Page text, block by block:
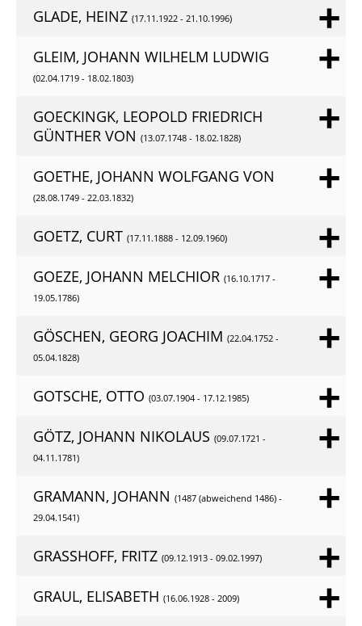
GLADE, HEINZ (17.11.1922 - 21.10.1996)
GLEIM, JOHANN WILHELM LUDWIG
(02.04.1719 - 18.02.1803)
GOECKINGK, LEOPOLD FRIEDRICH
GÜNTHER VON (13.07.1748 - 18.02.1828)
GOETHE, JOHANN WOLFGANG VON
(28.08.1749 - 22.03.1832)
GOETZ, CURT (17.11.1888 - 12.09.1960)
GOEZE, JOHANN MELCHIOR (16.10.1717 -
19.05.1786)
GÖSCHEN, GEORG JOACHIM (22.04.1752 -
05.04.1828)
GOTSCHE, OTTO (03.07.1904 - 17.12.1985)
GÖTZ, JOHANN NIKOLAUS (09.07.1721 -
04.11.1781)
GRAMANN, JOHANN (1487 (abweichend 1486) -
29.04.1541)
GRASSHOFF, FRITZ (09.12.1913 - 09.02.1997)
GRAUL, ELISABETH (16.06.1928 - 2009)